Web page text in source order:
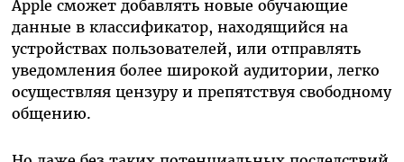
Apple сможет добавлять новые обучающие
данные в классификатор, находящийся на
устройствах пользователей, или отправлять
уведомления более широкой аудитории, легко
осуществляя цензуру и препятствуя свободному
общению.